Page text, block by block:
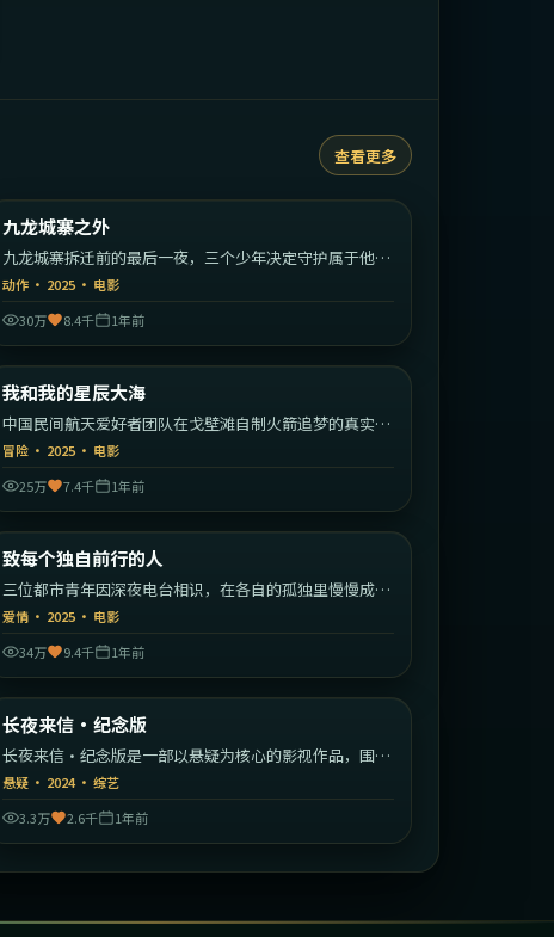
查看更多
最新
1:43:26
九龙城寨之外
九龙城寨拆迁前的最后一夜，三个少年决定守护属于他们
的江湖。
动作 · 2025 · 电影
30万
8.4千 1年前
最新
我和我的星辰大海
中国民间航天爱好者团队在戈壁滩自制火箭追梦的真实改
编故事。
冒险 · 2025 · 电影
25万
7.4千 1年前
最新
致每个独自前行的人
三位都市青年因深夜电台相识，在各自的孤独里慢慢成为
彼此的灯塔。
爱情 · 2025 · 电影
34万
9.4千 1年前
最新
长夜来信·纪念版
长夜来信·纪念版是一部以悬疑为核心的影视作品，围绕
危机、反转与人物成长展开，整体节奏紧凑，值得推荐观
看。
悬疑 · 2024·综艺
3.3万
2.6千 1年前